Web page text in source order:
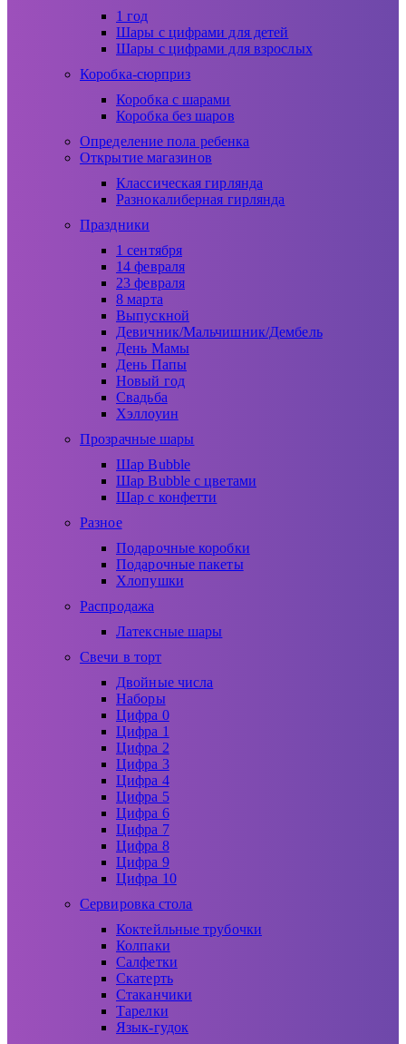
1 год
Шары с цифрами для детей
Шары с цифрами для взрослых
Коробка-сюрприз
Коробка с шарами
Коробка без шаров
Определение пола ребенка
Открытие магазинов
Классическая гирлянда
Разнокалиберная гирлянда
Праздники
1 сентября
14 февраля
23 февраля
8 марта
Выпускной
Девичник/Мальчишник/Дембель
День Мамы
День Папы
Новый год
Свадьба
Хэллоуин
Прозрачные шары
Шар Bubble
Шар Bubble с цветами
Шар с конфетти
Разное
Подарочные коробки
Подарочные пакеты
Хлопушки
Распродажа
Латексные шары
Свечи в торт
Двойные числа
Наборы
Цифра 0
Цифра 1
Цифра 2
Цифра 3
Цифра 4
Цифра 5
Цифра 6
Цифра 7
Цифра 8
Цифра 9
Цифра 10
Сервировка стола
Коктейльные трубочки
Колпаки
Салфетки
Скатерть
Стаканчики
Тарелки
Язык-гудок